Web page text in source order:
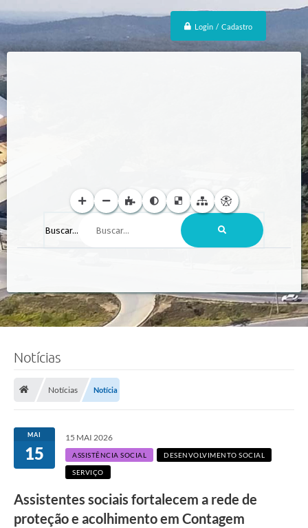
Login / Cadastro
Buscar...
Notícias
Notícias Notícia
MAI
15
15 MAI 2026
ASSISTÊNCIA SOCIAL DESENVOLVIMENTO SOCIAL
SERVIÇO
Assistentes sociais fortalecem a rede de
proteção e acolhimento em Contagem
a
s